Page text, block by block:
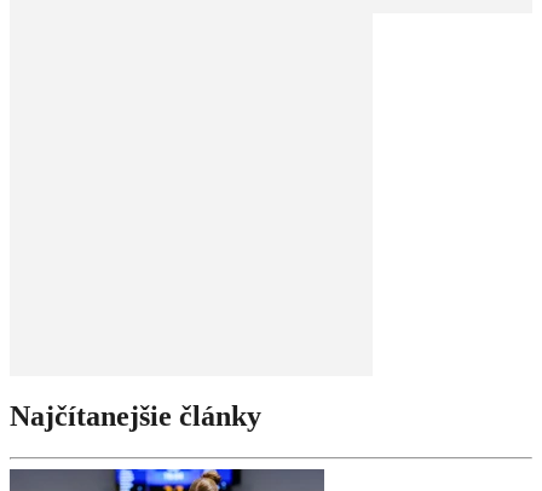
Najčítanejšie články